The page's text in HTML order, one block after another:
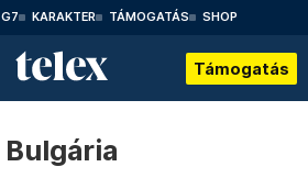
G7 KARAKTER TÁMOGATÁS SHOP
Támogatás
Bulgária